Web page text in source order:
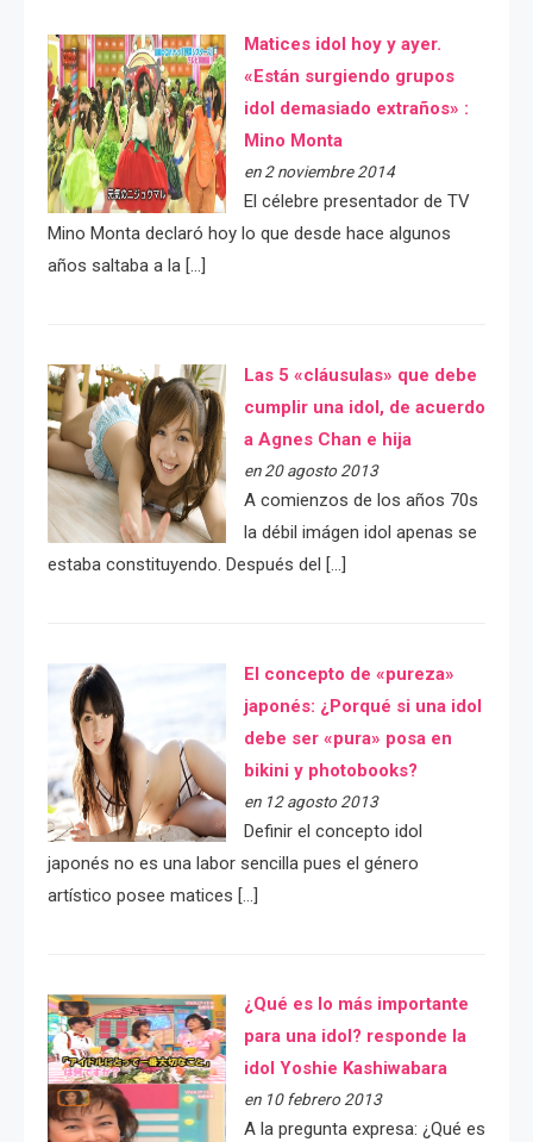
Matices idol hoy y ayer.
«Están surgiendo grupos
idol demasiado extraños» :
Mino Monta
en 2 noviembre 2014
El célebre presentador de TV
Mino Monta declaró hoy lo que desde hace algunos
años saltaba a la […]
Las 5 «cláusulas» que debe
cumplir una idol, de acuerdo
a Agnes Chan e hija
en 20 agosto 2013
A comienzos de los años 70s
la débil imágen idol apenas se
estaba constituyendo. Después del […]
El concepto de «pureza»
japonés: ¿Porqué si una idol
debe ser «pura» posa en
bikini y photobooks?
en 12 agosto 2013
Definir el concepto idol
japonés no es una labor sencilla pues el género
artístico posee matices […]
¿Qué es lo más importante
para una idol? responde la
idol Yoshie Kashiwabara
en 10 febrero 2013
A la pregunta expresa: ¿Qué es